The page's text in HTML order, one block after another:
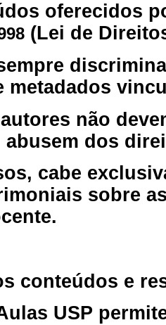
oferecidos
(Lei de
metadados
não
dos
cabe
sobre
conteúdos e
USP